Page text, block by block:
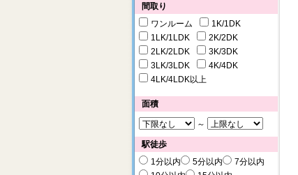
間取り
ワンルーム
1K/1DK
1LK/1LDK
2K/2DK
2LK/2LDK
3K/3DK
3LK/3LDK
4K/4DK
4LK/4LDK以上
面積
～
駅徒歩
1分以内
5分以内
7分以内